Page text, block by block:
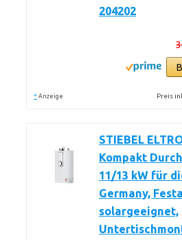
204202
* Anzeige Preis
STIEBEL
Kompakt
11/13 kW für
Germany,
solargeeignet,